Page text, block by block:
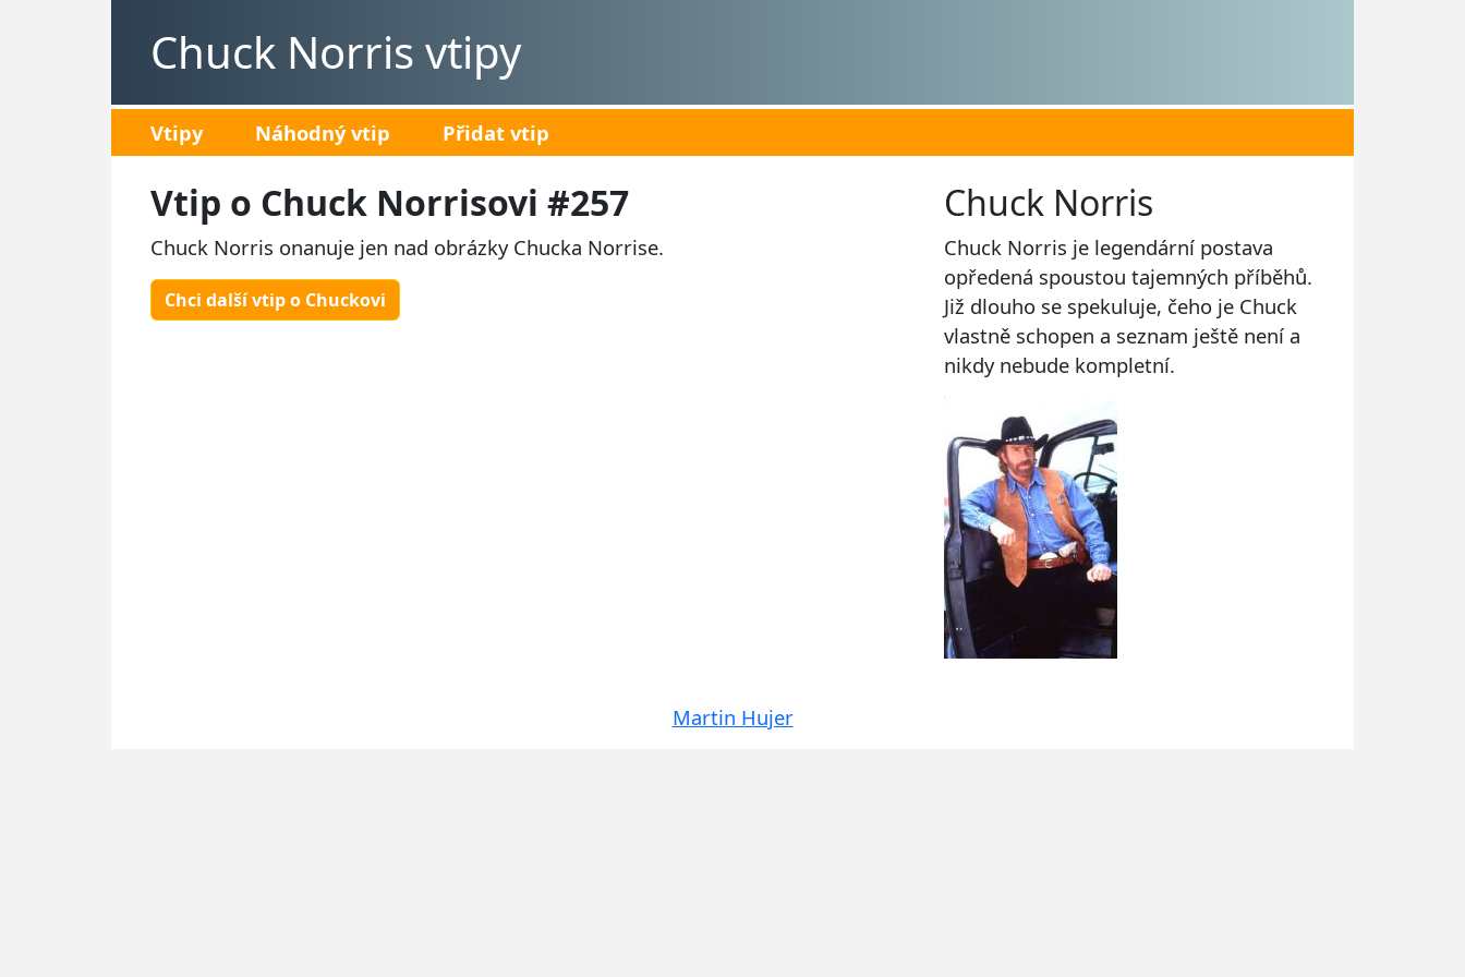
Chuck Norris vtipy
Vtipy Náhodný vtip Přidat vtip
Vtip o Chuck Norrisovi #257
Chuck Norris onanuje jen nad obrázky Chucka Norrise.
Chci další vtip o Chuckovi
Chuck Norris
Chuck Norris je legendární postava
opředená spoustou tajemných příběhů.
Již dlouho se spekuluje, čeho je Chuck
vlastně schopen a seznam ještě není a
nikdy nebude kompletní.
Martin Hujer